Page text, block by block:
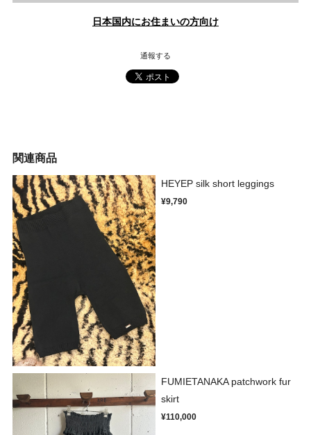
日本国内にお住まいの方向け
通報する
関連商品
HEYEP silk short leggings
¥9,790
FUMIETANAKA patchwork fur
skirt
¥110,000